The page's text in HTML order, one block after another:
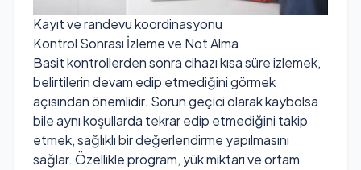
Kayıt ve randevu koordinasyonu
Kontrol Sonrası İzleme ve Not Alma
Basit kontrollerden sonra cihazı kısa süre izlemek,
belirtilerin devam edip etmediğini görmek
açısından önemlidir. Sorun geçici olarak kaybolsa
bile aynı koşullarda tekrar edip etmediğini takip
etmek, sağlıklı bir değerlendirme yapılmasını
sağlar. Özellikle program, yük miktarı ve ortam